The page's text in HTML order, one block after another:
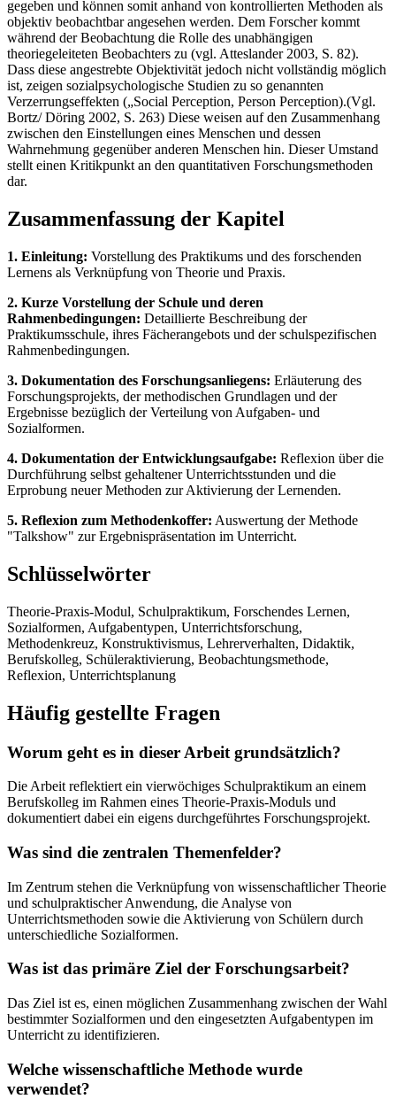
gegeben und können somit anhand von kontrollierten Methoden als
objektiv beobachtbar angesehen werden. Dem Forscher kommt
während der Beobachtung die Rolle des unabhängigen
theoriegeleiteten Beobachters zu (vgl. Atteslander 2003, S. 82).
Dass diese angestrebte Objektivität jedoch nicht vollständig möglich
ist, zeigen sozialpsychologische Studien zu so genannten
Verzerrungseffekten („Social Perception, Person Perception).(Vgl.
Bortz/ Döring 2002, S. 263) Diese weisen auf den Zusammenhang
zwischen den Einstellungen eines Menschen und dessen
Wahrnehmung gegenüber anderen Menschen hin. Dieser Umstand
stellt einen Kritikpunkt an den quantitativen Forschungsmethoden
dar.
Zusammenfassung der Kapitel
1. Einleitung: Vorstellung des Praktikums und des forschenden
Lernens als Verknüpfung von Theorie und Praxis.
2. Kurze Vorstellung der Schule und deren
Rahmenbedingungen: Detaillierte Beschreibung der
Praktikumsschule, ihres Fächerangebots und der schulspezifischen
Rahmenbedingungen.
3. Dokumentation des Forschungsanliegens: Erläuterung des
Forschungsprojekts, der methodischen Grundlagen und der
Ergebnisse bezüglich der Verteilung von Aufgaben- und
Sozialformen.
4. Dokumentation der Entwicklungsaufgabe: Reflexion über die
Durchführung selbst gehaltener Unterrichtsstunden und die
Erprobung neuer Methoden zur Aktivierung der Lernenden.
5. Reflexion zum Methodenkoffer: Auswertung der Methode
"Talkshow" zur Ergebnispräsentation im Unterricht.
Schlüsselwörter
Theorie-Praxis-Modul, Schulpraktikum, Forschendes Lernen,
Sozialformen, Aufgabentypen, Unterrichtsforschung,
Methodenkreuz, Konstruktivismus, Lehrerverhalten, Didaktik,
Berufskolleg, Schüleraktivierung, Beobachtungsmethode,
Reflexion, Unterrichtsplanung
Häufig gestellte Fragen
Worum geht es in dieser Arbeit grundsätzlich?
Die Arbeit reflektiert ein vierwöchiges Schulpraktikum an einem
Berufskolleg im Rahmen eines Theorie-Praxis-Moduls und
dokumentiert dabei ein eigens durchgeführtes Forschungsprojekt.
Was sind die zentralen Themenfelder?
Im Zentrum stehen die Verknüpfung von wissenschaftlicher Theorie
und schulpraktischer Anwendung, die Analyse von
Unterrichtsmethoden sowie die Aktivierung von Schülern durch
unterschiedliche Sozialformen.
Was ist das primäre Ziel der Forschungsarbeit?
Das Ziel ist es, einen möglichen Zusammenhang zwischen der Wahl
bestimmter Sozialformen und den eingesetzten Aufgabentypen im
Unterricht zu identifizieren.
Welche wissenschaftliche Methode wurde
verwendet?